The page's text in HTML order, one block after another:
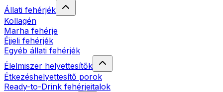
Állati fehérjék
Kollagén
Marha fehérje
Éjjeli fehérjék
Egyéb állati fehérjék
Élelmiszer helyettesítők
Étkezéshelyettesítő porok
Ready-to-Drink fehérjeitalok